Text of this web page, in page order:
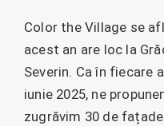
Color the Village se
acest an are loc la
Severin. Ca în fiecare
iunie 2025, ne
zugrăvim 30 de